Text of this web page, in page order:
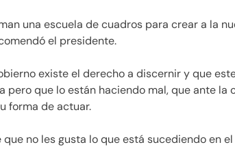
una escuela de cuadros para crear a la
el presidente.
existe el derecho a discernir y que
pero que lo están haciendo mal, que ante la
forma de actuar.
que no les gusta lo que está sucediendo en